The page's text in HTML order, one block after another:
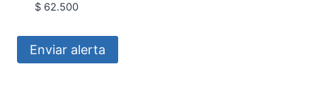
$62.500
Enviar alerta